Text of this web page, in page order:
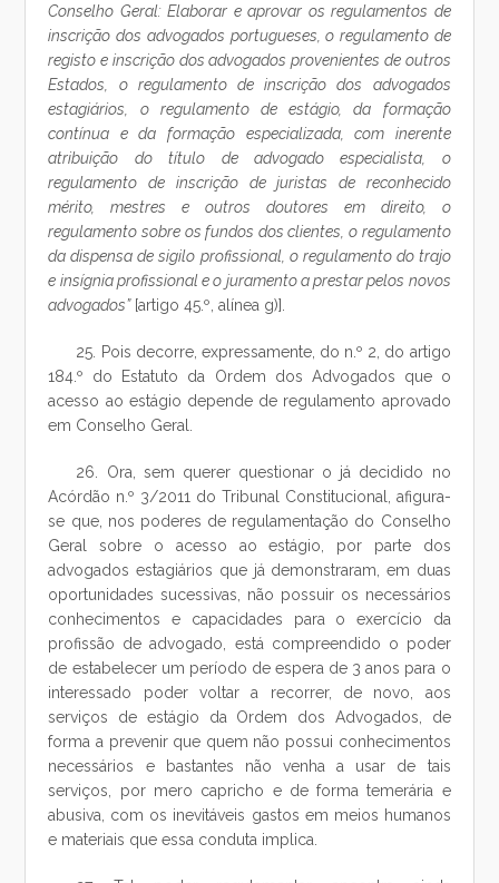
Conselho Geral: Elaborar e aprovar os regulamentos de
inscrição dos advogados portugueses, o regulamento de
registo e inscrição dos advogados provenientes de outros
Estados, o regulamento de inscrição dos advogados
estagiários, o regulamento de estágio, da formação
contínua e da formação especializada, com inerente
atribuição do título de advogado especialista, o
regulamento de inscrição de juristas de reconhecido
mérito, mestres e outros doutores em direito, o
regulamento sobre os fundos dos clientes, o regulamento
da dispensa de sigilo profissional, o regulamento do trajo
e insígnia profissional e o juramento a prestar pelos novos
advogados”[artigo 45.º, alínea g)].
25. Pois decorre, expressamente, do n.º 2, do artigo
184.º do Estatuto da Ordem dos Advogados que o
acesso ao estágio depende de regulamento aprovado
em Conselho Geral.
26. Ora, sem querer questionar o já decidido no
Acórdão n.º 3/2011 do Tribunal Constitucional, afigura-
se que, nos poderes de regulamentação do Conselho
Geral sobre o acesso ao estágio, por parte dos
advogados estagiários que já demonstraram, em duas
oportunidades sucessivas, não possuir os necessários
conhecimentos e capacidades para o exercício da
profissão de advogado, está compreendido o poder
de estabelecer um período de espera de 3 anos para o
interessado poder voltar a recorrer, de novo, aos
serviços de estágio da Ordem dos Advogados, de
forma a prevenir que quem não possui conhecimentos
necessários e bastantes não venha a usar de tais
serviços, por mero capricho e de forma temerária e
abusiva, com os inevitáveis gastos em meios humanos
e materiais que essa conduta implica.